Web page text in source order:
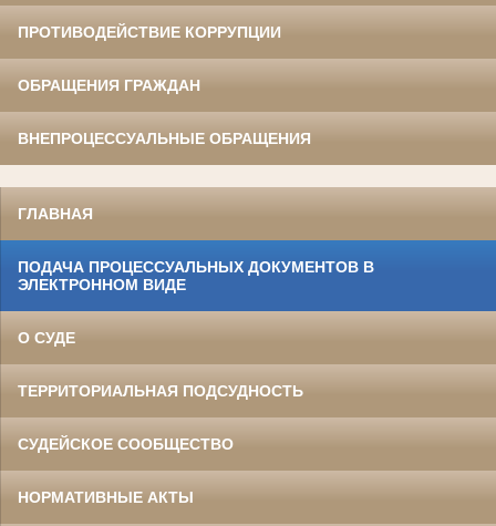
ПРОТИВОДЕЙСТВИЕ КОРРУПЦИИ
ОБРАЩЕНИЯ ГРАЖДАН
ВНЕПРОЦЕССУАЛЬНЫЕ ОБРАЩЕНИЯ
ГЛАВНАЯ
ПОДАЧА ПРОЦЕССУАЛЬНЫХ ДОКУМЕНТОВ В
ЭЛЕКТРОННОМ ВИДЕ
О СУДЕ
ТЕРРИТОРИАЛЬНАЯ ПОДСУДНОСТЬ
СУДЕЙСКОЕ СООБЩЕСТВО
НОРМАТИВНЫЕ АКТЫ